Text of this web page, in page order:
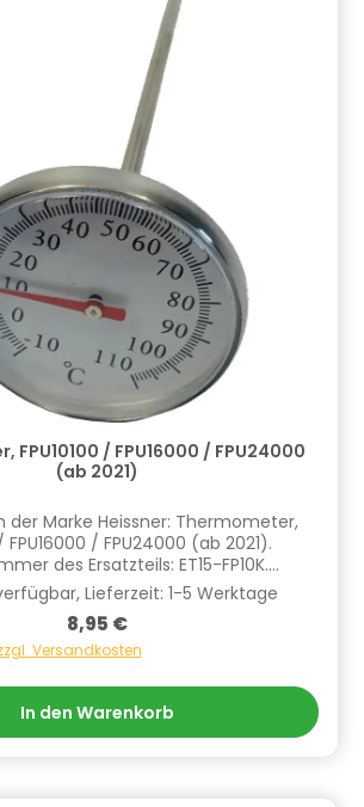
FPU10100 / FPU16000 / FPU24000
(ab 2021)
der Marke Heissner: Thermometer,
/ FPU16000 / FPU24000 (ab 2021).
des Ersatzteils: ET15-FP10K.
Produktsicherheit Hersteller/EU
Person: CF Group Deutschland
68, 73240 Wendlingen, DE,
+4970244048100
Lieferzeit: 1-5 Werktage
Regulärer Preis:
8,95 €
Versandkosten
In den Warenkorb